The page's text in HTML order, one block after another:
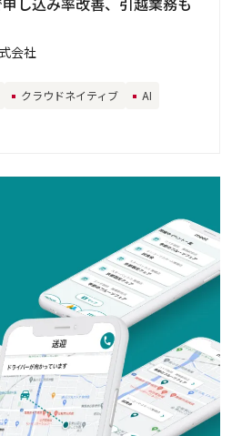
し込み率改善、引越業務も
会社
クラウドネイティブ AI